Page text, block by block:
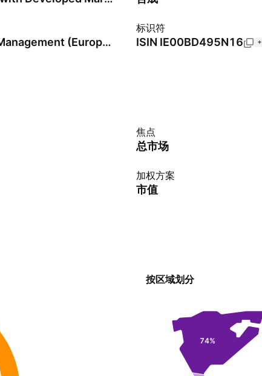
UBS Asset Management (Europe) SA
标识符
ISIN IE00BD495N16
焦点
总市场
加权方案
市值
按区域划分
74%